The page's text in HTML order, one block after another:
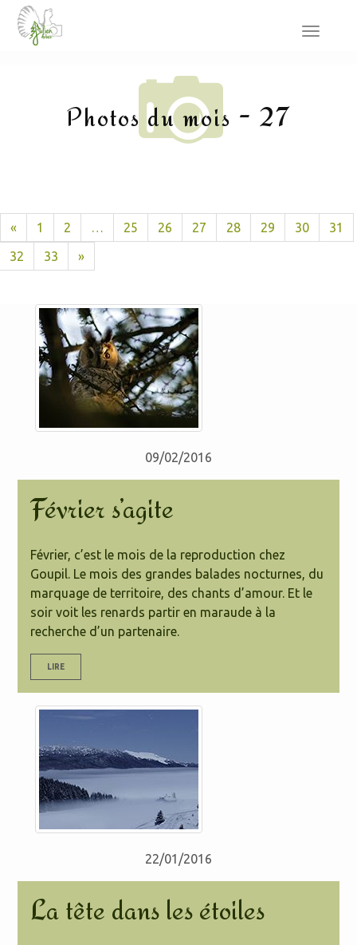
Toggle
Photos du mois - 27
« 1 2 … 25 26 27 28 29 30
31
32
33 »
09/02/2016
Février s’agite
Février, c’est le mois de la reproduction chez
Goupil. Le mois des grandes balades nocturnes, du
marquage de territoire, des chants d’amour. Et le
soir voit les renards partir en maraude à la
recherche d’un partenaire.
LIRE
22/01/2016
La tête dans les étoiles